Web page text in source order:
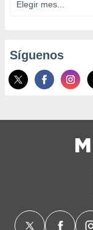
Síguenos